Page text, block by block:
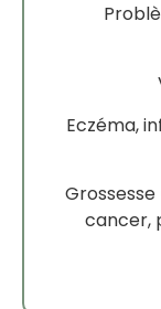
Eczéma,
cancer,